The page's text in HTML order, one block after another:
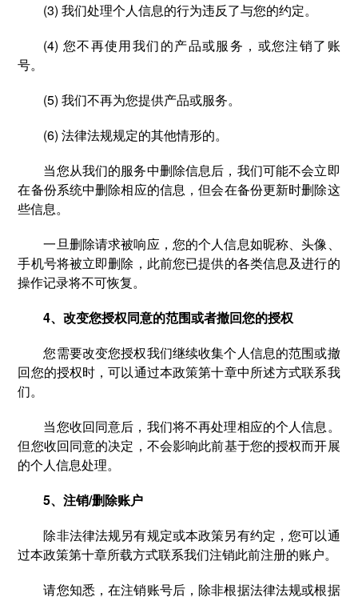
(3) 我们处理个人信息的行为违反了与您的约定。
(4) 您不再使用我们的产品或服务，或您注销了账
号。
(5) 我们不再为您提供产品或服务。
(6) 法律法规规定的其他情形的。
当您从我们的服务中删除信息后，我们可能不会立即
在备份系统中删除相应的信息，但会在备份更新时删除这
些信息。
一旦删除请求被响应，您的个人信息如昵称、头像、
手机号将被立即删除，此前您已提供的各类信息及进行的
操作记录将不可恢复。
4、改变您授权同意的范围或者撤回您的授权
您需要改变您授权我们继续收集个人信息的范围或撤
回您的授权时，可以通过本政策第十章中所述方式联系我
们。
当您收回同意后，我们将不再处理相应的个人信息。
但您收回同意的决定，不会影响此前基于您的授权而开展
的个人信息处理。
5、注销/删除账户
除非法律法规另有规定或本政策另有约定，您可以通
过本政策第十章所载方式联系我们注销此前注册的账户。
请您知悉，在注销账号后，除非根据法律法规或根据